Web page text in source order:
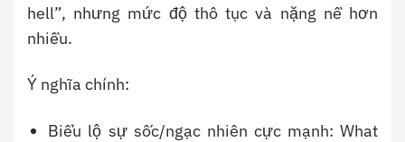
hell”, nhưng mức độ thô tục và nặng nề hơn
nhiều.
Ý nghĩa chính:
Biểu lộ sự sốc/ngạc nhiên cực mạnh: What